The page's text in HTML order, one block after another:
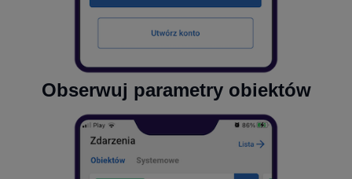
Obserwuj parametry obiektów